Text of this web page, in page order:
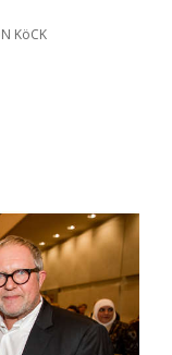
KöCK